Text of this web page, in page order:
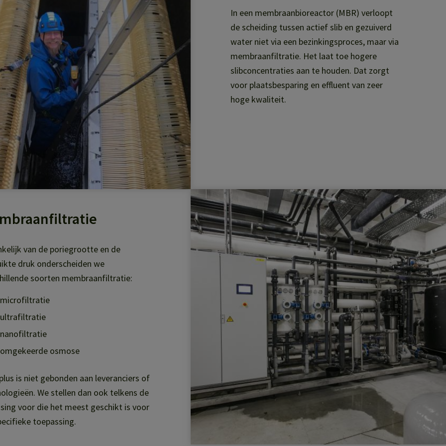
In een membraanbioreactor (MBR) verloopt
de scheiding tussen actief slib en gezuiverd
water niet via een bezinkingsproces, maar via
membraanfiltratie. Het laat toe hogere
slibconcentraties aan te houden. Dat zorgt
voor plaatsbesparing en effluent van zeer
hoge kwaliteit.
van de poriegrootte en de
druk onderscheiden we
soorten membraanfiltratie:
microfiltratie
ultrafiltratie
nanofiltratie
omgekeerde osmose
is niet gebonden aan leveranciers of
We stellen dan ook telkens de
voor die het meest geschikt is voor
toepassing.